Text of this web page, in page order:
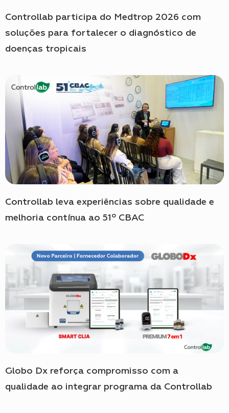
Controllab participa do Medtrop 2026 com
soluções para fortalecer o diagnóstico de
doenças tropicais
Controllab leva experiências sobre qualidade e
melhoria contínua ao 51º CBAC
Globo Dx reforça compromisso com a
qualidade ao integrar programa da Controllab